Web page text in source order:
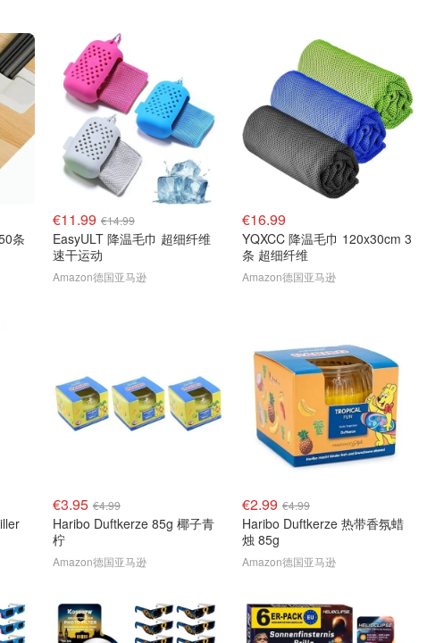
条
€11.99 €14.99
EasyULT 降温毛巾 超细纤维
速干运动
Amazon德国亚马逊
€16.99
YQXCC 降温毛巾 120x30cm 3
条 超细纤维
Amazon德国亚马逊
€3.95 €4.99
Haribo Duftkerze 85g 椰子青
柠
Amazon德国亚马逊
€2.99 €4.99
Haribo Duftkerze 热带香氛蜡
烛 85g
Amazon德国亚马逊